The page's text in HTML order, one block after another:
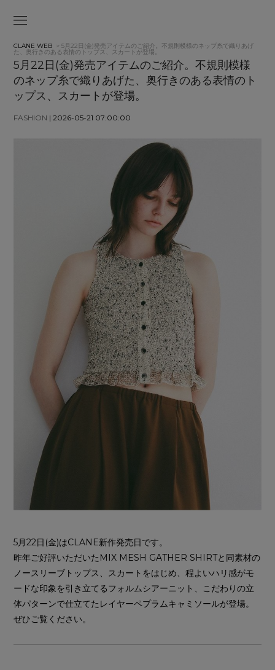
CLANE WEB > 5月22日(金)発売アイテムのご紹介。不規則模様のネップ糸で織りあげ
た、奥行きのある表情のトップス、スカートが登場。
5月22日(金)発売アイテムのご紹介。不規則模様
のネップ糸で織りあげた、奥行きのある表情のト
ップス、スカートが登場。
FASHION | 2026-05-21 07:00:00
5月22日(金)はCLANE新作発売日です。
昨年ご好評いただいたMIX MESH GATHER SHIRTと同素材の
ノースリーブトップス、スカートをはじめ、程よいハリ感がモ
ードな印象を引き立てるフォルムシアーニット、こだわりの立
体パターンで仕立てたレイヤーペプラムキャミソールが登場。
ぜひご覧ください。